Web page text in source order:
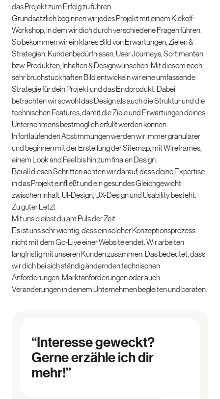
das Projekt zum Erfolg zu führen.
Grundsätzlich beginnen wir jedes Projekt mit einem Kickoff-
Workshop, in dem wir dich durch verschiedene Fragen führen.
So bekommen wir ein klares Bild von Erwartungen, Zielen &
Strategien, Kundenbedürfnissen, User Journeys, Sortimenten
bzw. Produkten, Inhalten & Designwünschen. Mit diesem noch
sehr bruchstückhaften Bild entwickeln wir eine umfassende
Strategie für dein Projekt und das Endprodukt. Dabei
betrachten wir sowohl das Design als auch die Struktur und die
technischen Features, damit die Ziele und Erwartungen deines
Unternehmens bestmöglich erfüllt werden können.
In fortlaufenden Abstimmungen werden wir immer granularer
und beginnen mit der Erstellung der Sitemap, mit Wireframes,
einem Look and Feel bis hin zum finalen Design.
Bei all diesen Schritten achten wir darauf, dass deine Expertise
in das Projekt einfließt und ein gesundes Gleichgewicht
zwischen Inhalt, UI-Design, UX-Design und Usability besteht.
Zu guter Letzt
Mit uns bleibst du am Puls der Zeit.
Es ist uns sehr wichtig, dass ein solcher Konzeptionsprozess
nicht mit dem Go-Live einer Website endet. Wir arbeiten
langfristig mit unseren Kunden zusammen. Das bedeutet, dass
wir dich bei sich ständig ändernden technischen
Anforderungen, Marktanforderungen oder auch
Veränderungen in deinem Unternehmen begleiten und beraten.
“Interesse geweckt?
Gerne erzähle ich dir
mehr!”